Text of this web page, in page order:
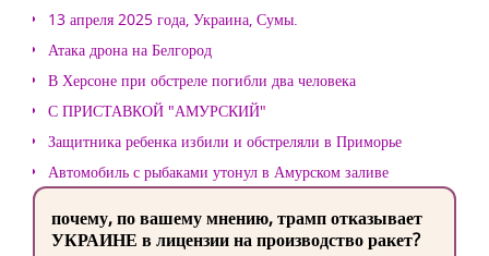
13 апреля 2025 года, Украина, Сумы.
Атака дрона на Белгород
В Херсоне при обстреле погибли два человека
С ПРИСТАВКОЙ "АМУРСКИЙ"
Защитника ребенка избили и обстреляли в Приморье
Автомобиль с рыбаками утонул в Амурском заливе
почему, по вашему мнению, трамп отказывает
УКРАИНЕ в лицензии на производство ракет?